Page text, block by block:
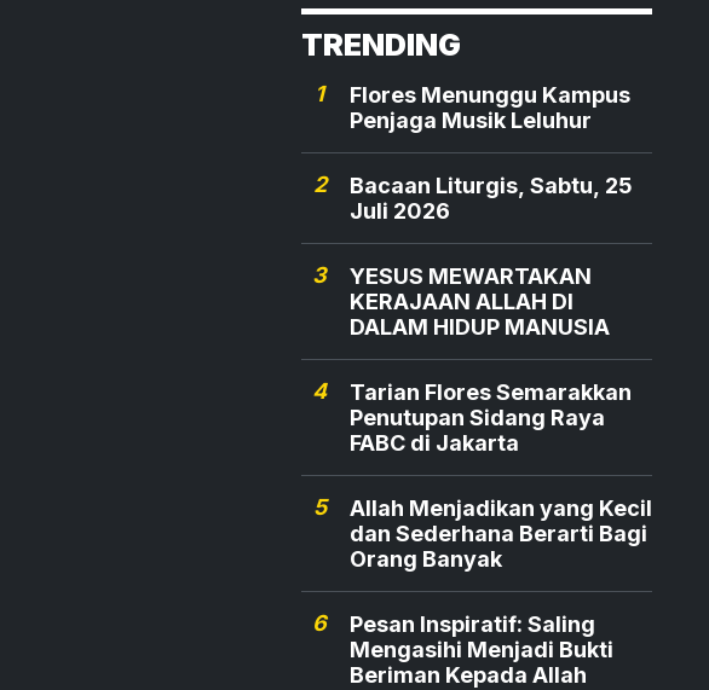
TRENDING
1
Flores Menunggu Kampus
Penjaga Musik Leluhur
2
Bacaan Liturgis, Sabtu, 25
Juli 2026
3
YESUS MEWARTAKAN
KERAJAAN ALLAH DI
DALAM HIDUP MANUSIA
4
Tarian Flores Semarakkan
Penutupan Sidang Raya
FABC di Jakarta
5
Allah Menjadikan yang Kecil
dan Sederhana Berarti Bagi
Orang Banyak
6
Pesan Inspiratif: Saling
Mengasihi Menjadi Bukti
Beriman Kepada Allah